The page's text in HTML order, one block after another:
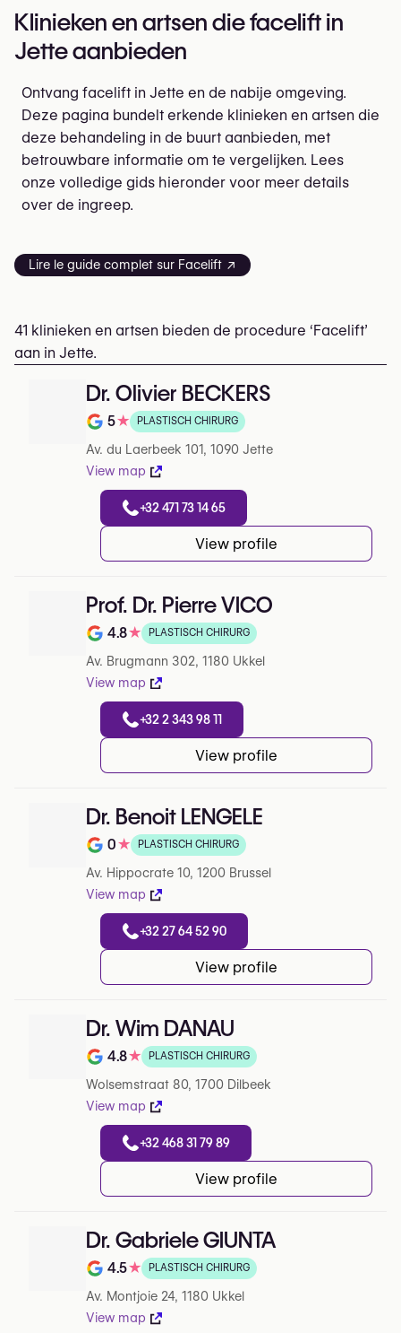
Klinieken en artsen die facelift in
Jette aanbieden
Ontvang facelift in Jette en de nabije omgeving.
Deze pagina bundelt erkende klinieken en artsen die
deze behandeling in de buurt aanbieden, met
betrouwbare informatie om te vergelijken. Lees
onze volledige gids hieronder voor meer details
over de ingreep.
Lire le guide complet sur Facelift ↗
41 klinieken en artsen bieden de procedure ‘Facelift’
aan in Jette.
Dr. Olivier BECKERS
Beoordeling op 5 op Google
5★ PLASTISCH CHIRURG
Av. du Laerbeek 101, 1090 Jette
View map
+32 471 73 14 65
View profile
Prof. Dr. Pierre VICO
Note de 4.8 sur 5 sur Google
4.8★ PLASTISCH CHIRURG
Av. Brugmann 302, 1180 Ukkel
View map
+32 2 343 98 11
View profile
Dr. Benoit LENGELE
Note de 0 sur 5 sur Google
0★ PLASTISCH CHIRURG
Av. Hippocrate 10, 1200 Brussel
View map
+32 27 64 52 90
View profile
Dr. Wim DANAU
Note de 4.8 sur 5 sur Google
4.8★ PLASTISCH CHIRURG
Wolsemstraat 80, 1700 Dilbeek
View map
+32 468 31 79 89
View profile
Dr. Gabriele GIUNTA
Note de 4.5 sur 5 sur Google
4.5★ PLASTISCH CHIRURG
Av. Montjoie 24, 1180 Ukkel
View map